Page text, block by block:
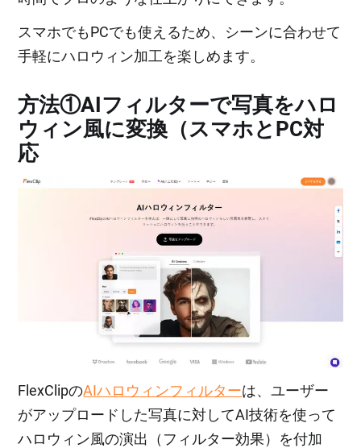
スマホでもPCでも使えるため、シーンに合わせて
手軽にハロウィン加工を楽しめます。
方法①AIフィルターで写真をハロ
ウィン風に変換（スマホとPC対
応
FlexClipのAIハロウィンフィルターは、ユーザー
がアップロードした写真に対してAI技術を使って
ハロウィン風の演出（フィルター効果）を付加